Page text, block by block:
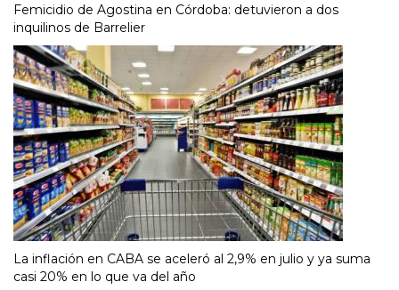
Femicidio de Agostina en Córdoba: detuvieron a dos
inquilinos de Barrelier
La inflación en CABA se aceleró al 2,9% en julio y ya suma
casi 20% en lo que va del año